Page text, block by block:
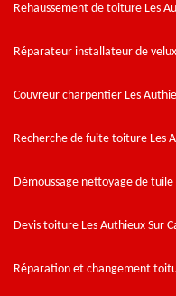
Rehaussement de toiture Les
Réparateur installateur de
Couvreur charpentier Les
Recherche de fuite toiture Les
Démoussage nettoyage de tuile
Devis toiture Les Authieux Sur
Réparation et changement